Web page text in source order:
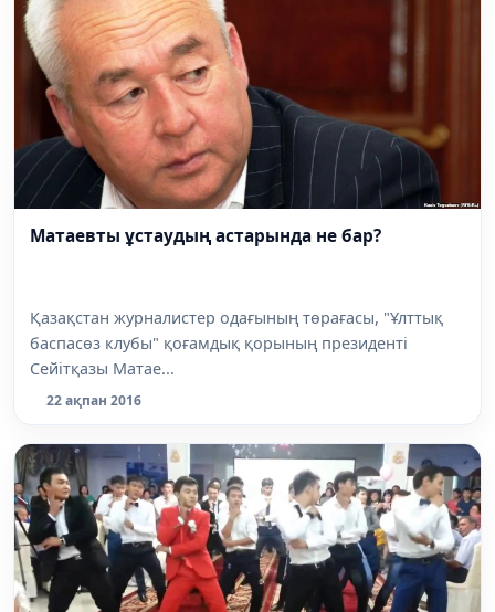
Матаевты ұстаудың астарында не бар?
Қазақстан журналистер одағының төрағасы, "Ұлттық
баспасөз клубы" қоғамдық қорының президенті
Сейітқазы Матае...
22 ақпан 2016